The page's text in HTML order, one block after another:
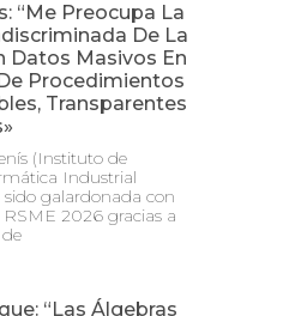
“Me Preocupa La
De La
Datos Masivos En
Procedimientos
Transparentes
(Instituto de
Industrial
sido galardonada con
2026 gracias a
“Las Álgebras